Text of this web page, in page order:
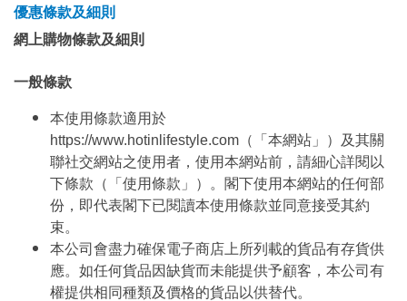
優惠條款及細則
網上購物條款及細則
一般條款
本使用條款適用於
https://www.hotinlifestyle.com（「本網站」）及其關
聯社交網站之使用者，使用本網站前，請細心詳閱以
下條款（「使用條款」）。閣下使用本網站的任何部
份，即代表閣下已閱讀本使用條款並同意接受其約
束。
本公司會盡力確保電子商店上所列載的貨品有存貨供
應。如任何貨品因缺貨而未能提供予顧客，本公司有
權提供相同種類及價格的貨品以供替代。